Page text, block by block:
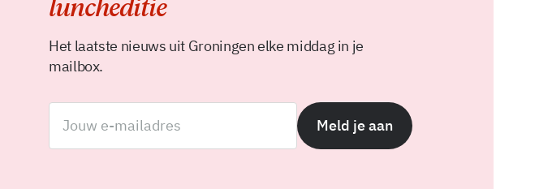
luncheditie
Het laatste nieuws uit Groningen elke middag in je
mailbox.
Meld je aan